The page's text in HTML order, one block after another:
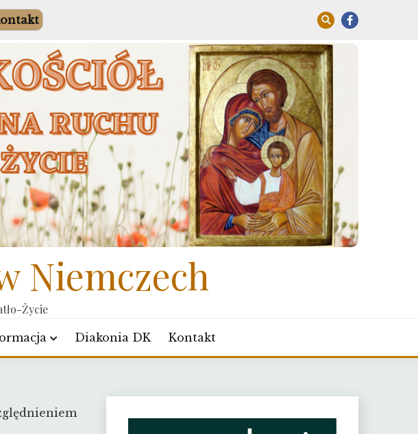
Niemczech
Życie
Diakonia DK Kontakt